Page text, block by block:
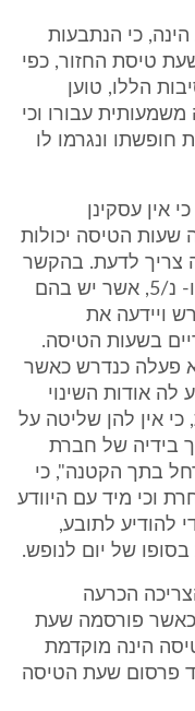
כי הנתבעות
טיסת החזור, כפי
הללו, טוען
עבורו וכי
חופשתו ונגרמו לו
בין היתר, כי אין עסקינן
הטיסה יכולות
צריך לדעת. בהקשר
זה צירפה הנתבעת 2 מסמכים נ/4 ו- נ/5, אשר יש בהם
ויידעה את
בשעות הטיסה.
היא פעלה כנדרש כאשר
לה אודות השינוי
אין להן שליטה על
בידיה של חברת
בתך הקטנה", כי
וכי מיד עם היוודע
להודיע לתובע,
של יום לנופש.
הכרעה
כאשר פורסמה שעת
הינה מוקדמת
פרסום שעת הטיסה